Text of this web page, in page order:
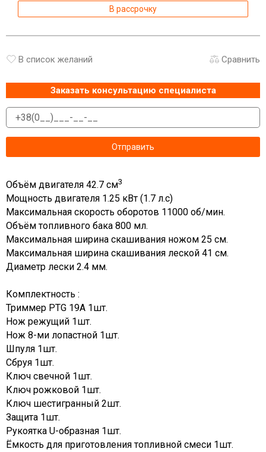
В рассрочку
В список желаний Сравнить
Заказать консультацию специалиста
Объём двигателя 42.7 см3
Мощность двигателя 1.25 кВт (1.7 л.с)
Максимальная скорость оборотов 11000 об/мин.
Объём топливного бака 800 мл.
Максимальная ширина скашивания ножом 25 см.
Максимальная ширина скашивания леской 41 см.
Диаметр лески 2.4 мм.
Комплектность :
Триммер PTG 19A 1шт.
Нож режущий 1шт.
Нож 8-ми лопастной 1шт.
Шпуля 1шт.
Сбруя 1шт.
Ключ свечной 1шт.
Ключ рожковой 1шт.
Ключ шестигранный 2шт.
Защита 1шт.
Рукоятка U-образная 1шт.
Ёмкость для приготовления топливной смеси 1шт.